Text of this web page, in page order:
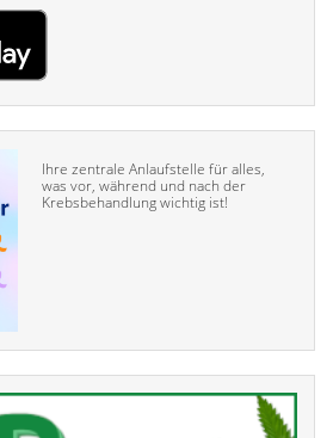
Ihre zentrale Anlaufstelle für alles,
was vor, während und nach der
Krebsbehandlung wichtig ist!